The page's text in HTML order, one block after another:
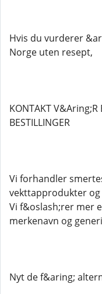
Hvis du vurderer
Norge uten resept,
KONTAKT V&Aring;R
BESTILLINGER
Vi forhandler
vekttapprodukter og
Vi f&oslash;rer mer
merkenavn og
Nyt de f&aring;